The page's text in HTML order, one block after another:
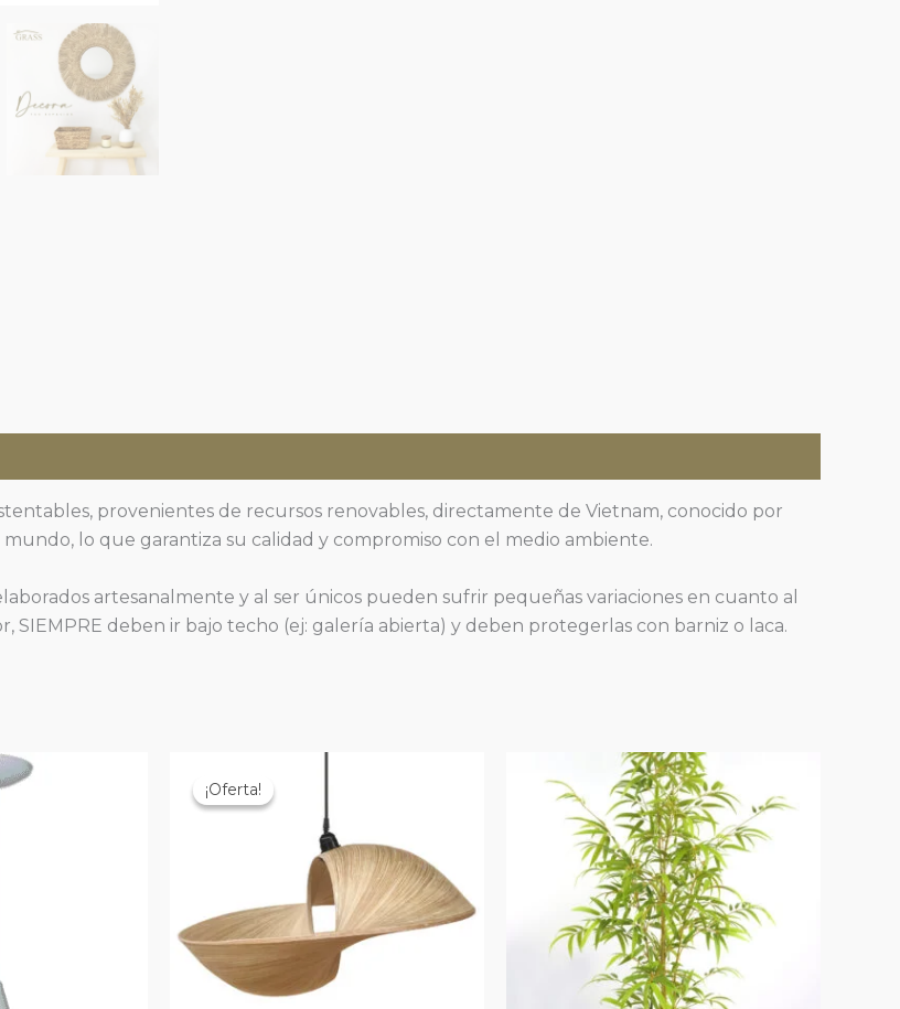
provenientes de recursos renovables, directamente de Vietnam, conocido por
lo que garantiza su calidad y compromiso con el medio ambiente.
artesanalmente y al ser únicos pueden sufrir pequeñas variaciones en cuanto al
SIEMPRE deben ir bajo techo (ej: galería abierta) y deben protegerlas con barniz o laca.
¡Oferta!
¡Oferta!